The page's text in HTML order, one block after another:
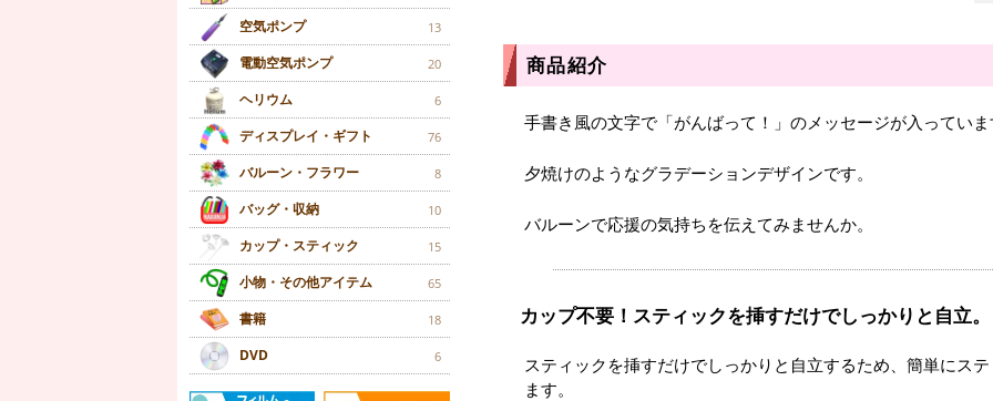
空気ポンプ 13
電動空気ポンプ 20
ヘリウム 6
ディスプレイ・ギフト 76
バルーン・フラワー 8
バッグ・収納 10
カップ・スティック 15
小物・その他アイテム 65
書籍 18
DVD 6
商品紹介
手書き風の文字で「がんばって！」のメッセージが入ってい
夕焼けのようなグラデーションデザインです。
バルーンで応援の気持ちを伝えてみませんか。
カップ不要！スティックを挿すだけでしっかりと自立。
スティックを挿すだけでしっかりと自立するため、簡単にス
ます。